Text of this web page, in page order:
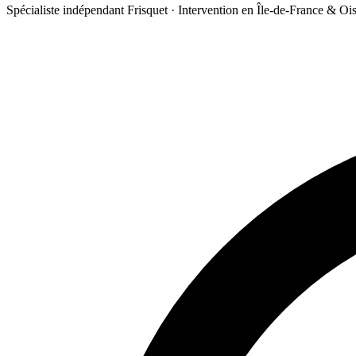
Spécialiste indépendant Frisquet · Intervention en Île-de-France &